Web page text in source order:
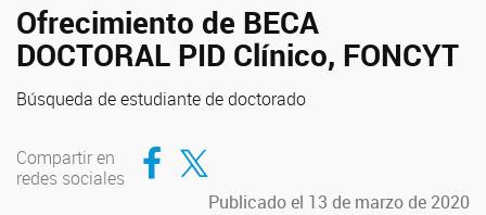
Ofrecimiento de BECA
DOCTORAL PID Clínico, FONCYT
Búsqueda de estudiante de doctorado
Compartir en
redes sociales
Compartir en Facebook
Compartir en Twitter
Publicado el 13 de marzo de 2020